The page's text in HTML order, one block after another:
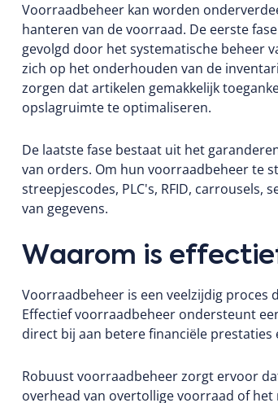
Voorraadbeheer kan worden
hanteren van de voorraad. De eerste
gevolgd door het systematische beheer
zich op het onderhouden van de
zorgen dat artikelen gemakkelijk
opslagruimte te optimaliseren.
De laatste fase bestaat uit het
van orders. Om hun voorraadbeheer te
streepjescodes, PLC's, RFID,
van gegevens.
Waarom is
Voorraadbeheer is een veelzijdig proces
Effectief voorraadbeheer ondersteunt
direct bij aan betere financiële
Robuust voorraadbeheer zorgt ervoor
overhead van overtollige voorraad of